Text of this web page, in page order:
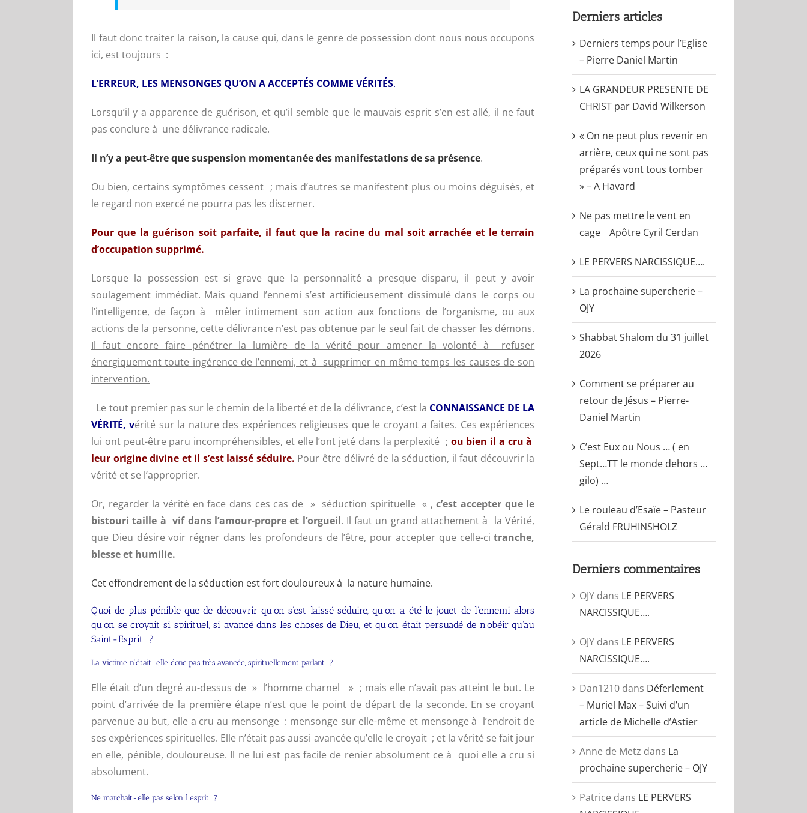
Il faut donc traiter la raison, la cause qui, dans le genre de possession dont nous nous occupons
ici, est toujours :
L’ERREUR, LES MENSONGES QU’ON A ACCEPTÉS COMME VÉRITÉS.
Lorsqu’il y a apparence de guérison, et qu’il semble que le mauvais esprit s’en est allé, il ne faut
pas conclure à une délivrance radicale.
Il n’y a peut-être que suspension momentanée des manifestations de sa présence.
Ou bien, certains symptômes cessent ; mais d’autres se manifestent plus ou moins déguisés, et
le regard non exercé ne pourra pas les discerner.
Pour que la guérison soit parfaite, il faut que la racine du mal soit arrachée et le terrain
d’occupation supprimé.
Lorsque la possession est si grave que la personnalité a presque disparu, il peut y avoir
soulagement immédiat. Mais quand l’ennemi s’est artificieusement dissimulé dans le corps ou
l’intelligence, de façon à mêler intimement son action aux fonctions de l’organisme, ou aux
actions de la personne, cette délivrance n’est pas obtenue par le seul fait de chasser les démons.
Il faut encore faire pénétrer la lumière de la vérité pour amener la volonté à refuser
énergiquement toute ingérence de l’ennemi, et à supprimer en même temps les causes de son
intervention.
Le tout premier pas sur le chemin de la liberté et de la délivrance, c’est la CONNAISSANCE DE LA
VÉRITÉ, vérité sur la nature des expériences religieuses que le croyant a faites. Ces expériences
lui ont peut-être paru incompréhensibles, et elle l’ont jeté dans la perplexité ; ou bien il a cru à
leur origine divine et il s’est laissé séduire. Pour être délivré de la séduction, il faut découvrir la
vérité et se l’approprier.
Or, regarder la vérité en face dans ces cas de » séduction spirituelle « ,c’est accepter que le
bistouri taille à vif dans l’amour-propre et l’orgueil. Il faut un grand attachement à la Vérité,
que Dieu désire voir régner dans les profondeurs de l’être, pour accepter que celle-citranche,
blesse et humilie.
Cet effondrement de la séduction est fort douloureux à la nature humaine.
Quoi de plus pénible que de découvrir qu’on s’est laissé séduire, qu’on a été le jouet de l’ennemi alors
qu’on se croyait si spirituel, si avancé dans les choses de Dieu, et qu’on était persuadé de n’obéir qu’au
Saint-Esprit ?
La victime n’était-elle donc pas très avancée, spirituellement parlant ?
Elle était d’un degré au-dessus de » l’homme charnel » ; mais elle n’avait pas atteint le but. Le
point d’arrivée de la première étape n’est que le point de départ de la seconde. En se croyant
parvenue au but, elle a cru au mensonge : mensonge sur elle-même et mensonge à l’endroit de
ses expériences spirituelles. Elle n’était pas aussi avancée qu’elle le croyait ; et la vérité se fait jour
en elle, pénible, douloureuse. Il ne lui est pas facile de renier absolument ce à quoi elle a cru si
absolument.
Ne marchait-elle pas selon l’esprit ?
Derniers articles
Derniers temps pour l’Eglise
– Pierre Daniel Martin
LA GRANDEUR PRESENTE DE
CHRIST par David Wilkerson
« On ne peut plus revenir en
arrière, ceux qui ne sont pas
préparés vont tous tomber
» – A Havard
Ne pas mettre le vent en
cage _ Apôtre Cyril Cerdan
LE PERVERS NARCISSIQUE….
La prochaine supercherie –
OJY
Shabbat Shalom du 31 juillet
2026
Comment se préparer au
retour de Jésus – Pierre-
Daniel Martin
C’est Eux ou Nous … ( en
Sept…TT le monde dehors …
gilo) …
Le rouleau d’Esaïe – Pasteur
Gérald FRUHINSHOLZ
Derniers commentaires
OJYdans LE PERVERS
NARCISSIQUE….
OJYdans LE PERVERS
NARCISSIQUE….
Dan1210dans Déferlement
– Muriel Max – Suivi d’un
article de Michelle d’Astier
Anne de Metz dans La
prochaine supercherie – OJY
Patrice dans LE PERVERS